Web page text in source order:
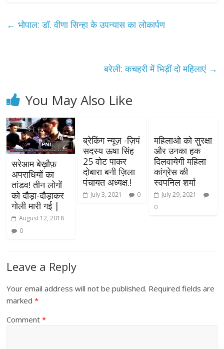
← भोपाल: डॉ. वीणा सिन्हा के उपन्यास का लोकार्पण
बरेली: कचहरी में भिड़ीं दो महिलाएं →
You May Also Like
सरेआम बेख़ौफ़
अपराधियों का
तांडव! तीन लोगों
को दौड़ा-दौड़ाकर
गोली मारी गई |
August 12, 2018
0
ब्रेकिंग न्यूज़ -ज़िपं
सदस्य ऊषा सिंह
25 वोट पाकर
दोबारा बनी ज़िला
पंचायत अध्यक्ष.!
July 3, 2021 0
महिलाओ को सुरक्षा
और उनका हक
दिलवायेगी महिला
कांग्रेस की
स्वपनिल शर्मा
July 29, 2021
0
Leave a Reply
Your email address will not be published. Required fields are
marked*
Comment*